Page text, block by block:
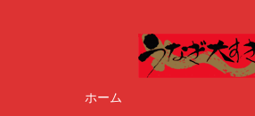
ホーム